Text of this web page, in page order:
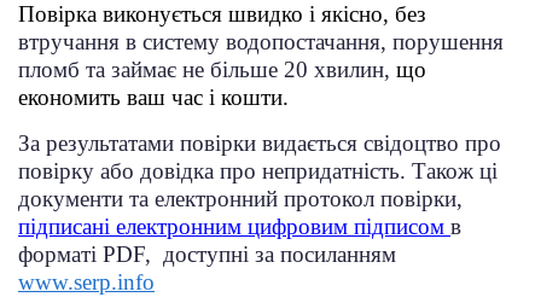
Повірка виконується швидко і якісно, без
втручання в систему водопостачання, порушення
пломб та займає не більше 20 хвилин, що
економить ваш час і кошти.
За результатами повірки видається свідоцтво про
повірку або довідка про непридатність. Також ці
документи та електронний протокол повірки,
підписані електронним цифровим підписом в
форматі PDF, доступні за посиланням
www.serp.info